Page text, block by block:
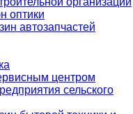
оптики
автозапчастей
центром
сельского